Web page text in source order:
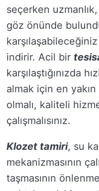
seçerken
göz önünde
indirir. Acil bir
karşılaştığınızda
almak için en
olmalı, kaliteli
çalışmalısınız.
Klozet tamiri, su
mekanizmasının
taşmasının